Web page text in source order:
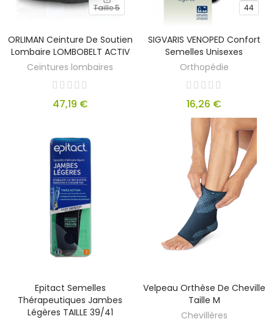
Taille 5
ORLIMAN Ceinture De Soutien
Lombaire LOMBOBELT ACTIV
Ceintures lombaires
47,19 €
44
SIGVARIS VENOPED Confort
Semelles Unisexes
Orthopédie
16,26 €
Epitact Semelles
Thérapeutiques Jambes
Légères TAILLE 39/41
Velpeau Orthèse De Cheville
Taille M
Chevillères